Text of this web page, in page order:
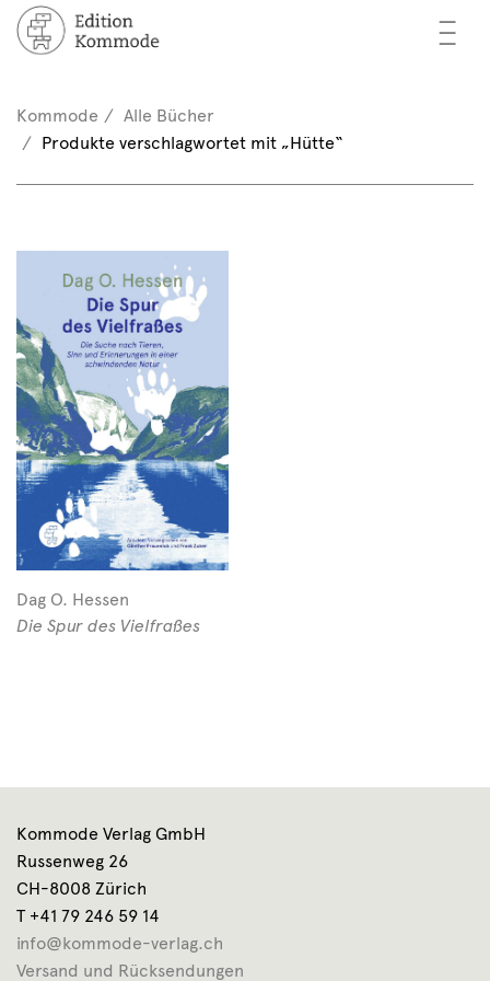
—
—
—
/ Registrieren
(0)
Kommode
Alle Bücher
Produkte verschlagwortet mit „Hütte“
Dag O. Hessen
Die Spur des Vielfraßes
Kommode Verlag GmbH
Russenweg 26
CH-8008 Zürich
T +41 79 246 59 14
info@kommode-verlag.ch
Versand und Rücksendungen